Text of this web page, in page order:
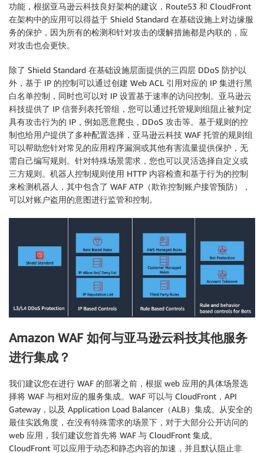
功能，根据亚马逊云科技良好架构的建议，Route53 和 CloudFront
在架构中的应用可以得益于 Shield Standard 在基础设施上对边缘服
务的保护，因为所有的检测和针对攻击的缓解措施都是内联的，应
对攻击也会更快。
除了 Shield Standard 在基础设施层面提供的三四层 DDoS 防护以
外，基于 IP 的控制可以通过创建 Web ACL 引用对应的 IP 集进行黑
白名单控制，同时也可以对 IP 设置基于速率的访问控制。亚马逊云
科技提供了 IP 信誉列表托管组，您可以通过托管规则组阻止被判定
具有攻击行为的 IP，例如恶意爬虫，DDoS 攻击等。基于规则的控
制也给用户提供了多种配置选择，亚马逊云科技 WAF 托管的规则组
可以帮助您针对常见的应用程序漏洞或其他有害流量提供保护，无
需自己编写规则。针对特殊场景需求，您也可以灵活选择自定义或
三方规则。机器人控制规则使用 HTTP 内容检查和基于行为的控制
来检测机器人，其中包含了 WAF ATP（欺诈控制账户接管预防），
可以对账户盗用的意图进行监管和控制。
Amazon WAF 如何与亚马逊云科技其他服务
进行集成？
我们建议您在进行 WAF 的部署之前，根据 web 应用的具体场景选
择将 WAF 与相对应的服务集成。WAF 可以与 CloudFront，API
Gateway，以及 Application Load Balancer（ALB）集成。从安全的
最佳实践角度，在没有特殊需求的场景下，对于大部分公开访问的
web 应用，我们建议您首先将 WAF 与 CloudFront 集成。
CloudFront 可以应用于动态和静态内容的加速，并且默认阻止非